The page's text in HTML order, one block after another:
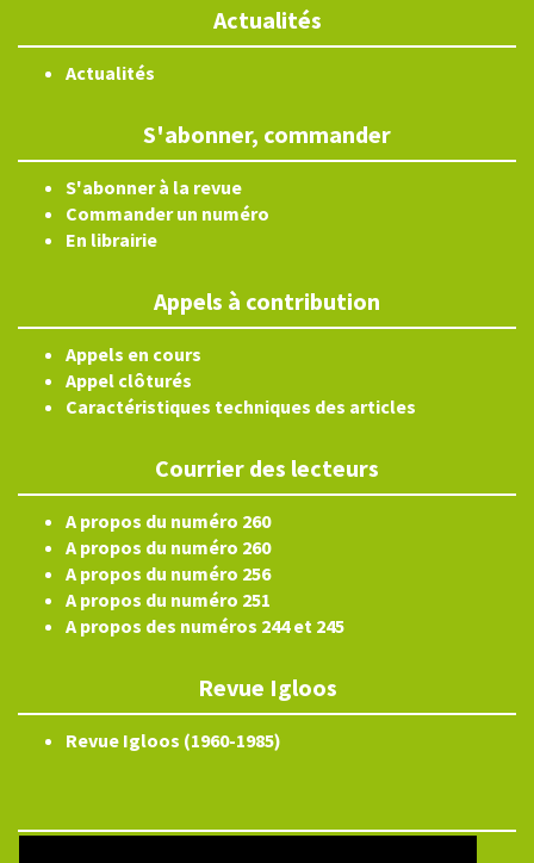
Actualités
Actualités
S'abonner, commander
S'abonner à la revue
Commander un numéro
En librairie
Appels à contribution
Appels en cours
Appel clôturés
Caractéristiques techniques des articles
Courrier des lecteurs
A propos du numéro 260
A propos du numéro 260
A propos du numéro 256
A propos du numéro 251
A propos des numéros 244 et 245
Revue Igloos
Revue Igloos (1960-1985)